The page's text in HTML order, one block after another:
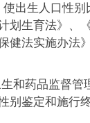
出生人口性别
划生育法》、
健法实施办法
和药品监督管
别鉴定和施行